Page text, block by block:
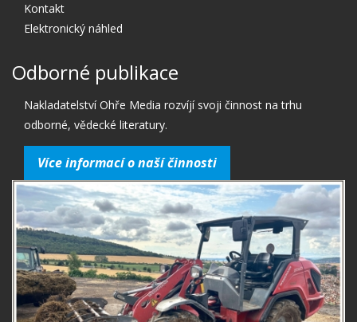
Kontakt
Elektronický náhled
Odborné publikace
Nakladatelství Ohře Media rozvíjí svoji činnost na trhu
odborné, vědecké literatury.
Více informací o naší činnosti